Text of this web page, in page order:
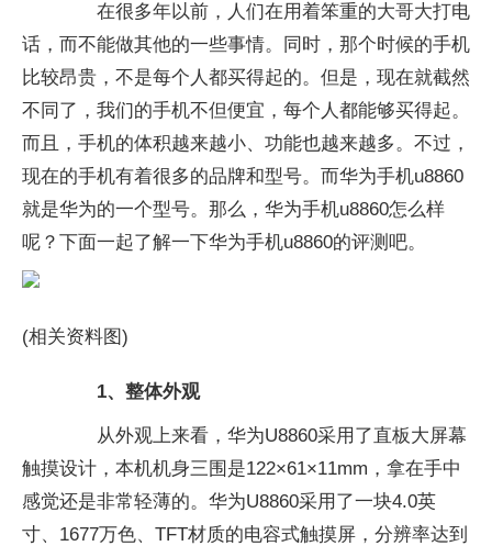
在很多年以前，人们在用着笨重的大哥大打电
话，而不能做其他的一些事情。同时，那个时候的手机
比较昂贵，不是每个人都买得起的。但是，现在就截然
不同了，我们的手机不但便宜，每个人都能够买得起。
而且，手机的体积越来越小、功能也越来越多。不过，
现在的手机有着很多的品牌和型号。而华为手机u8860
就是华为的一个型号。那么，华为手机u8860怎么样
呢？下面一起了解一下华为手机u8860的评测吧。
(相关资料图)
1、整体外观
从外观上来看，华为U8860采用了直板大屏幕
触摸设计，本机机身三围是122×61×11mm，拿在手中
感觉还是非常轻薄的。华为U8860采用了一块4.0英
寸、1677万色、TFT材质的电容式触摸屏，分辨率达到